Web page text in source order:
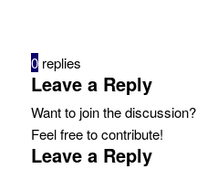
0 replies
Leave a Reply
Want to join the discussion?
Feel free to contribute!
Leave a Reply